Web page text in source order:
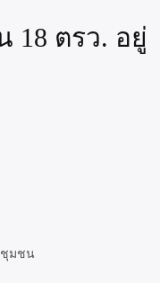
18 ตรว. อยู่
มชน